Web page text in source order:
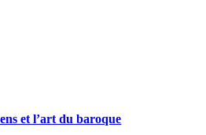
et l’art du baroque